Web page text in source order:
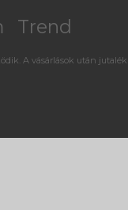
Trend
A vásárlások után jutalék